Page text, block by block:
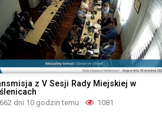
z V Sesji Rady Miejskiej w
662 dni 10 godzin temu 1081